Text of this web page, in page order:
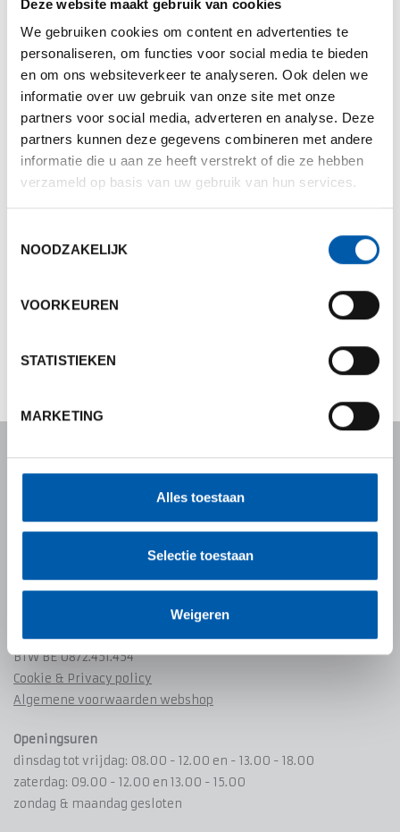
Deze website maakt gebruik van cookies
We gebruiken cookies om content en advertenties te
personaliseren, om functies voor social media te bieden
en om ons websiteverkeer te analyseren. Ook delen we
informatie over uw gebruik van onze site met onze
partners voor social media, adverteren en analyse. Deze
partners kunnen deze gegevens combineren met andere
informatie die u aan ze heeft verstrekt of die ze hebben
verzameld op basis van uw gebruik van hun services.
NOODZAKELIJK
VOORKEUREN
STATISTIEKEN
MARKETING
Alles toestaan
Selectie toestaan
Weigeren
Onze prijs: € 170,00
Adviesprijs : € 214,95
uitzonderlijk rustige rit en makkelijke bevestiging van
108cm
Kalmthoutsesteenweg 264
info@essensebandenservice.be
BTW BE 0872.451.454
Cookie & Privacy policy
Algemene voorwaarden webshop
Openingsuren
dinsdag tot vrijdag: 08.00 - 12.00 en - 13.00 - 18.00
zaterdag: 09.00 - 12.00 en 13.00 - 15.00
zondag & maandag gesloten